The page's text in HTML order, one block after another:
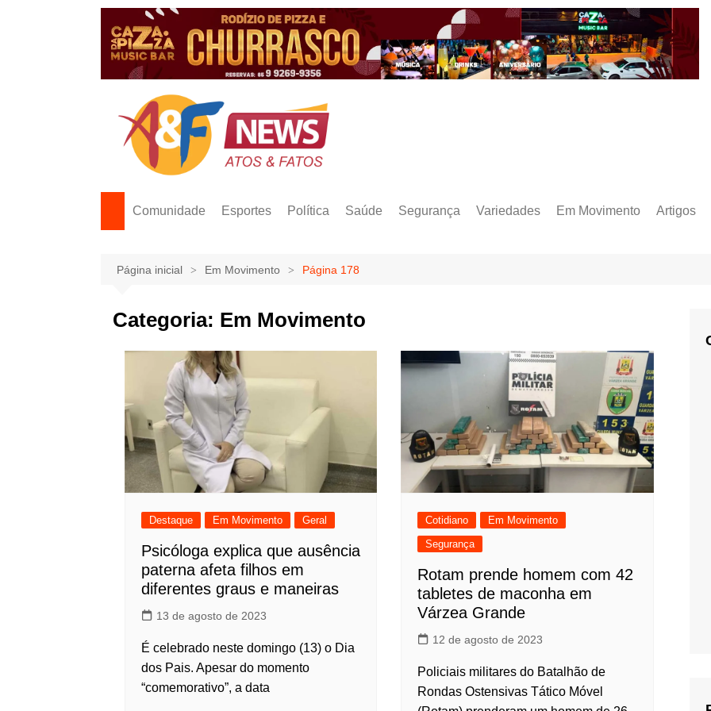
Comunidade Esportes Política Saúde Segurança Variedades Em Movimento Artigos
Página inicial Em Movimento Página 178
Categoria: Em Movimento
Destaque Em Movimento Geral
Psicóloga explica que ausência
paterna afeta filhos em
diferentes graus e maneiras
13 de agosto de 2023
É celebrado neste domingo (13) o Dia
dos Pais. Apesar do momento
“comemorativo”, a data
Cotidiano
Em Movimento
Segurança
Rotam prende homem com 42
tabletes de maconha em
Várzea Grande
12 de agosto de 2023
Policiais militares do Batalhão de
Rondas Ostensivas Tático Móvel